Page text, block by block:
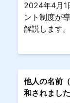
2024年4月1
ント制度が
解説します。
他人の名前
和されまし